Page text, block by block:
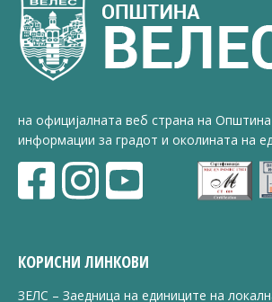
на официјалната веб страна на
информации за градот и околината на
КОРИСНИ ЛИНКОВИ
ЗЕЛС – Заедница на единиците на